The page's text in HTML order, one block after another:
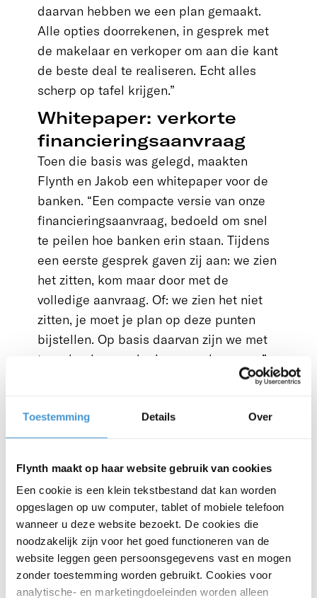
Toestemming Details Over
Flynth maakt op haar website gebruik van cookies
Een cookie is een klein tekstbestand dat kan worden
opgeslagen op uw computer, tablet of mobiele telefoon
wanneer u deze website bezoekt. De cookies die
noodzakelijk zijn voor het goed functioneren van de
website leggen geen persoonsgegevens vast en mogen
zonder toestemming worden gebruikt. Cookies voor
analytische- en marketingdoeleinden worden alleen
daarvan hebben we een plan gemaakt.
Alle opties doorrekenen, in gesprek met
de makelaar en verkoper om aan die kant
de beste deal te realiseren. Echt alles
scherp op tafel krijgen.”
Whitepaper: verkorte
financieringsaanvraag
Toen die basis was gelegd, maakten
Flynth en Jakob een whitepaper voor de
banken. “Een compacte versie van onze
financieringsaanvraag, bedoeld om snel
te peilen hoe banken erin staan. Tijdens
een eerste gesprek gaven zij aan: we zien
het zitten, kom maar door met de
volledige aanvraag. Of: we zien het niet
zitten, je moet je plan op deze punten
bijstellen. Op basis daarvan zijn we met
twee banken verder in gesprek gegaan”,
legt Jakob uit. “Deze stap kwam uit de
bedacht.”
(Nog) niet succesvol
“Ik had natuurlijk gehoopt dat ik kon
vertellen dat het advies van Flynth de
basis was voor de aankoop van onze
eigen evenementenlocatie. Maar zover is
het niet. Nog niet. Door onzekerheden
rondom de locatie, hebben we besloten
om ‘pas op de plaats’ te maken”, vertelt